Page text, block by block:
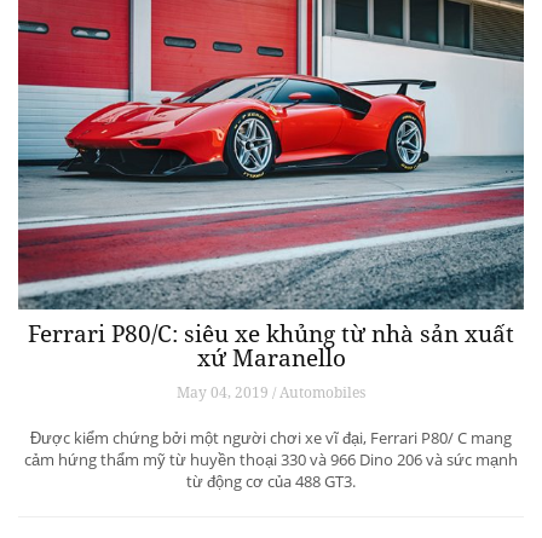
Ferrari P80/C: siêu xe khủng từ ​​nhà sản xuất
xứ Maranello
May 04, 2019 / Automobiles
Được kiểm chứng bởi một người chơi xe vĩ đại, Ferrari P80/ C mang
cảm hứng thẩm mỹ từ huyền thoại 330 và 966 Dino 206 và sức mạnh
từ động cơ của 488 GT3.